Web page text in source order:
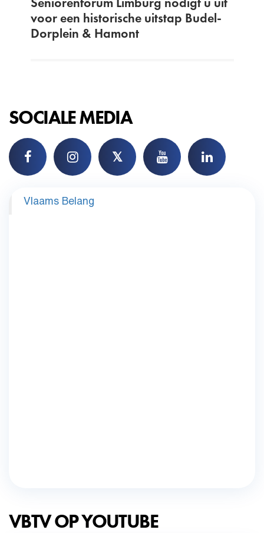
voor een historische uitstap Budel-
Dorplein & Hamont
SOCIALE MEDIA
𝕏
Vlaams Belang
VBTV OP YOUTUBE